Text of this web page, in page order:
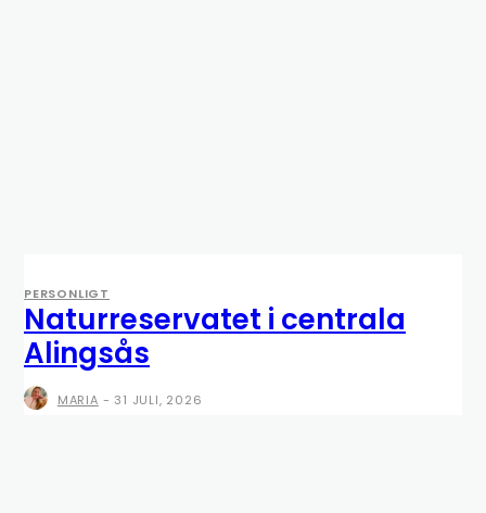
PERSONLIGT
Naturreservatet i centrala
Alingsås
MARIA - 31 JULI, 2026